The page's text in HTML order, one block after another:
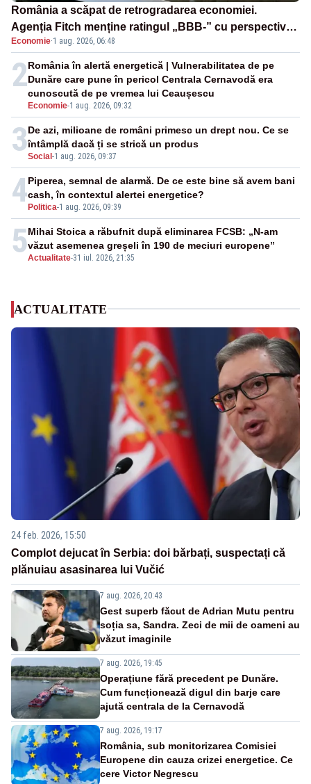
România a scăpat de retrogradarea economiei.
Agenția Fitch menține ratingul „BBB-” cu perspectivă
negativă
Economie·1 aug. 2026, 06:48
2
Economie-1 aug. 2026, 09:32
România în alertă energetică | Vulnerabilitatea de pe
Dunăre care pune în pericol Centrala Cernavodă era
cunoscută de pe vremea lui Ceaușescu
3Social-1 aug. 2026, 09:37
De azi, milioane de români primesc un drept nou. Ce se
întâmplă dacă ți se strică un produs
4Politica-1 aug. 2026, 09:39
Piperea, semnal de alarmă. De ce este bine să avem bani
cash, în contextul alertei energetice?
5Actualitate-31 iul. 2026, 21:35
Mihai Stoica a răbufnit după eliminarea FCSB: „N-am
văzut asemenea greșeli în 190 de meciuri europene”
ACTUALITATE
24 feb. 2026, 15:50
Complot dejucat în Serbia: doi bărbați, suspectați că
plănuiau asasinarea lui Vučić
7 aug. 2026, 20:43
Gest superb făcut de Adrian Mutu pentru
soția sa, Sandra. Zeci de mii de oameni au
văzut imaginile
7 aug. 2026, 19:45
Operațiune fără precedent pe Dunăre.
Cum funcționează digul din barje care
ajută centrala de la Cernavodă
7 aug. 2026, 19:17
România, sub monitorizarea Comisiei
Europene din cauza crizei energetice. Ce
cere Victor Negrescu